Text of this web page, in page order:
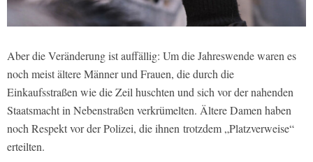
Aber die Veränderung ist auffällig: Um die Jahreswende waren es
noch meist ältere Männer und Frauen, die durch die
Einkaufsstraßen wie die Zeil huschten und sich vor der nahenden
Staatsmacht in Nebenstraßen verkrümelten. Ältere Damen haben
noch Respekt vor der Polizei, die ihnen trotzdem „Platzverweise“
erteilten.